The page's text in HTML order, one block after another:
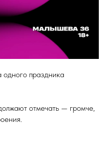
праздника
отмечать — громче,